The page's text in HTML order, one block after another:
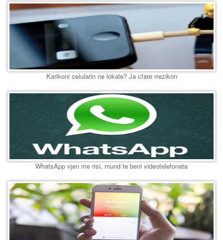
Karikoni celularin ne lokale? Ja cfare rrezikon
WhatsApp vjen me risi, mund te beni videotelefonata